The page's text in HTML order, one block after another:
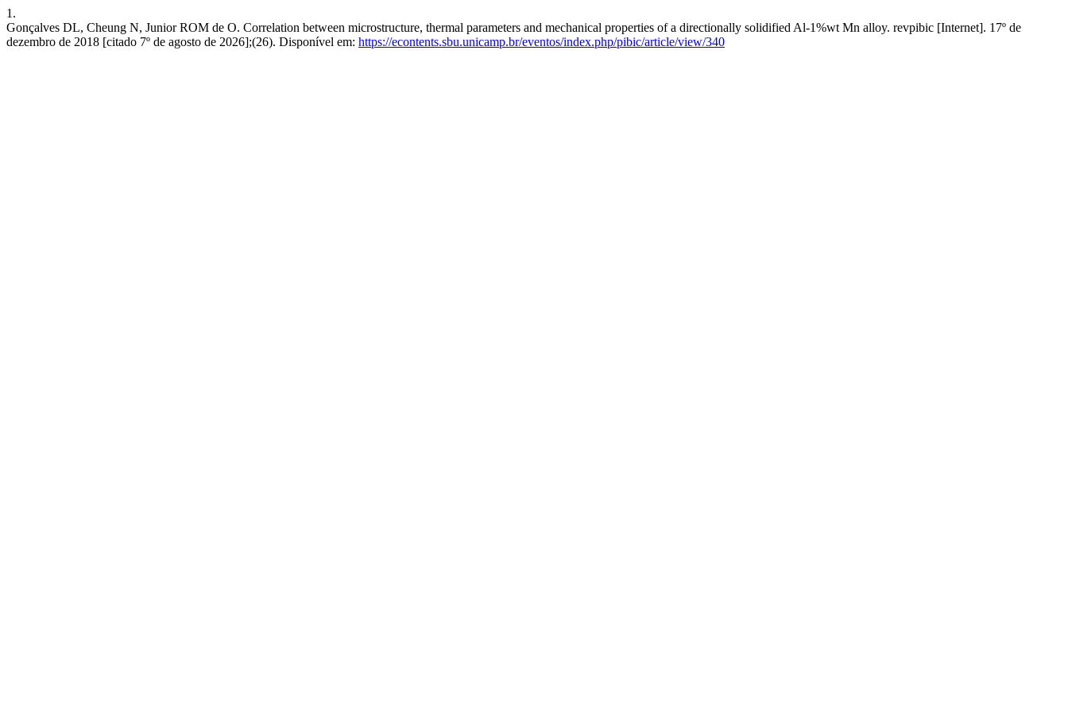
1.
Gonçalves DL, Cheung N, Junior ROM de O. Correlation between microstructure, thermal parameters and mechanical properties of a directionally solidified Al-1%wt Mn alloy. revpibic [Internet]. 17º de
dezembro de 2018 [citado 7º de agosto de 2026];(26). Disponível em: https://econtents.sbu.unicamp.br/eventos/index.php/pibic/article/view/340